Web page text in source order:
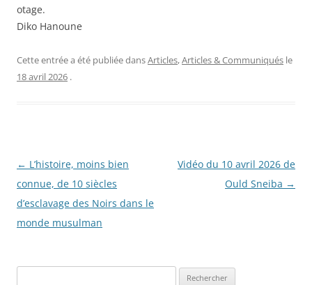
otage.
Diko Hanoune
Cette entrée a été publiée dansArticles,Articles & Communiqués le
18 avril 2026 .
Navigation
des
articles
← L’histoire, moins bien
connue, de 10 siècles
d’esclavage des Noirs dans le
monde musulman
Vidéo du 10 avril 2026 de
Ould Sneiba →